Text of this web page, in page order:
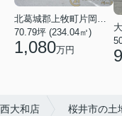
北葛城郡上牧町片岡台１丁目
70.79坪 (234.04㎡)
1,080万円
大和店 桜井市の土